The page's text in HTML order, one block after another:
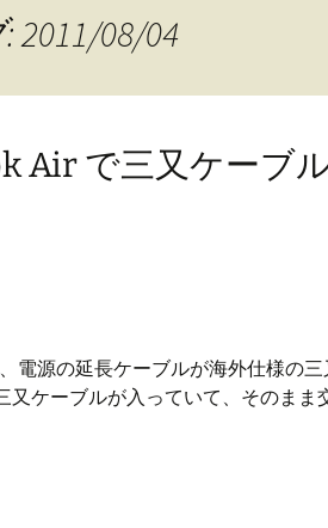
08/04
Air で三又ケーブ
電源の延長ケーブルが海外仕様の
又ケーブルが入っていて、そのま